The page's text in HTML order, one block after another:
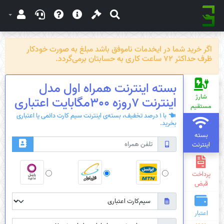
اگر خرید شما در ایخدمات ناموفق باشد مبلغ به صورت خودکار
ظرف حداکثر 72 ساعت کاری به حسابتان برمی‌گردد.
شارژ
مستقیم
بسته
اینترنت
پرداخت
قبض
اعتبار
بسته اینترنت همراه اول مدل
اینترنت 7روزه 300مگابایت اعتباری
با 1 درصد تخفیف، بسته‌ی اینترنت سیم کارت دائمی یا اعتباری
بخرید.